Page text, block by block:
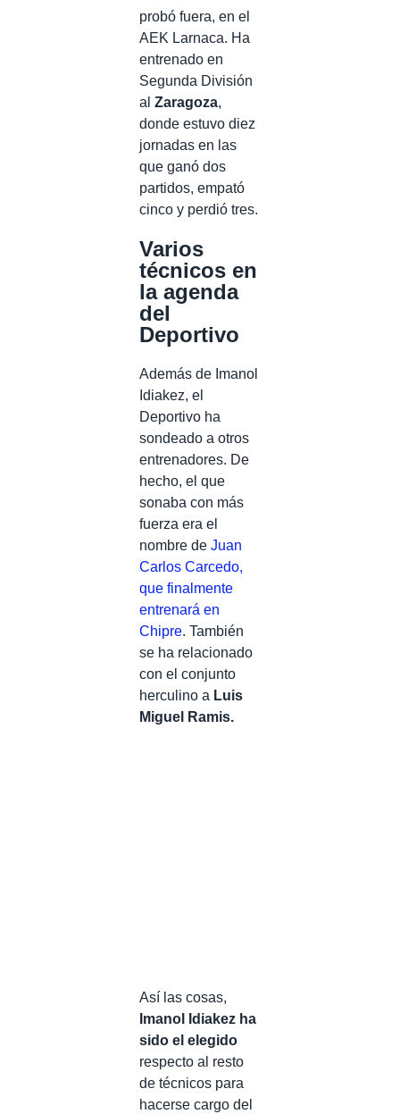
probó fuera, en el
AEK Larnaca. Ha
entrenado en
Segunda División
al Zaragoza,
donde estuvo diez
jornadas en las
que ganó dos
partidos, empató
cinco y perdió tres.
Varios
técnicos en
la agenda
del
Deportivo
Además de Imanol
Idiakez, el
Deportivo ha
sondeado a otros
entrenadores. De
hecho, el que
sonaba con más
fuerza era el
nombre de Juan
Carlos Carcedo,
que finalmente
entrenará en
Chipre. También
se ha relacionado
con el conjunto
herculino a Luis
Miguel Ramis.
Así las cosas,
Imanol Idiakez ha
sido el elegido
respecto al resto
de técnicos para
hacerse cargo del